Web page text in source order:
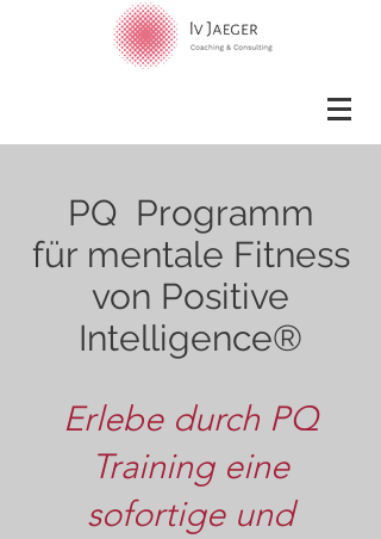
PQ Programm
für mentale Fitness
von Positive
Intelligence®
Erlebe durch PQ
Training eine
sofortige und